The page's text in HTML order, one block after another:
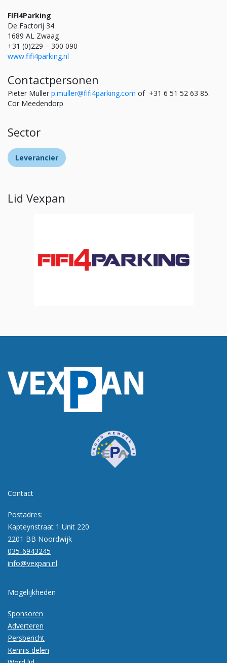
FIFI4Parking
De Factorij 34
1689 AL Zwaag
+31 (0)229 – 300 090
www.fifi4parking.nl
Contactpersonen
Pieter Muller p.muller@fifi4parking.com of +31 6 51 52 63 85.
Cor Meedendorp
Sector
Leverancier
Lid Vexpan
Contact
Postadres:
Kapteynstraat 1 Unit 220
2201 BB Noordwijk
035-6943245
info@vexpan.nl
Mogelijkheden
Sponsoren
Adverteren
Persbericht
Kennis delen